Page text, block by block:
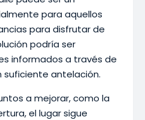
para aquellos
para disfrutar de
podría ser
informados a través de
suficiente antelación.
a mejorar, como la
el lugar sigue